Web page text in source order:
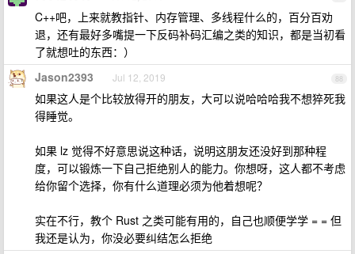
C++吧，上来就教指针、内存管理、多线程什么的，百分百劝
退，还有最好多嘴提一下反码补码汇编之类的知识，都是当初看
了就想吐的东西：）
88
Jason2393 Jul 12, 2019
如果这人是个比较放得开的朋友，大可以说哈哈哈我不想猝死我
得睡觉。
如果 lz 觉得不好意思说这种话，说明这朋友还没好到那种程
度，可以锻炼一下自己拒绝别人的能力。你想呀，这人都不考虑
给你留个选择，你有什么道理必须为他着想呢？
实在不行，教个 Rust 之类可能有用的，自己也顺便学学 = = 但
我还是认为，你没必要纠结怎么拒绝